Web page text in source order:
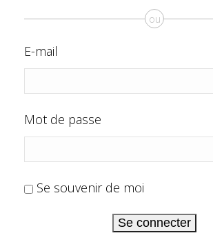
ou
E-mail
Mot de passe
Se souvenir de moi
Se connecter